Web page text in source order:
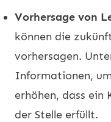
Vorhersage von
können die
vorhersagen.
Informationen,
erhöhen, dass ein
der Stelle erfüllt.